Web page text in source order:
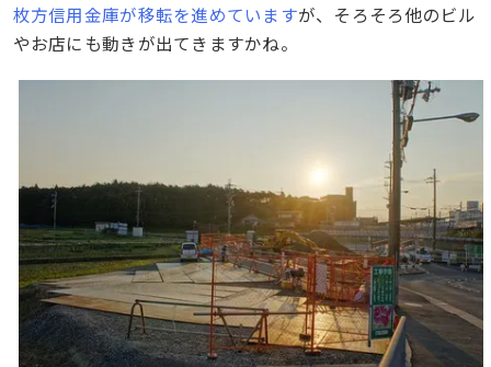
枚方信用金庫が移転を進めていますが、そろそろ他のビル
やお店にも動きが出てきますかね。